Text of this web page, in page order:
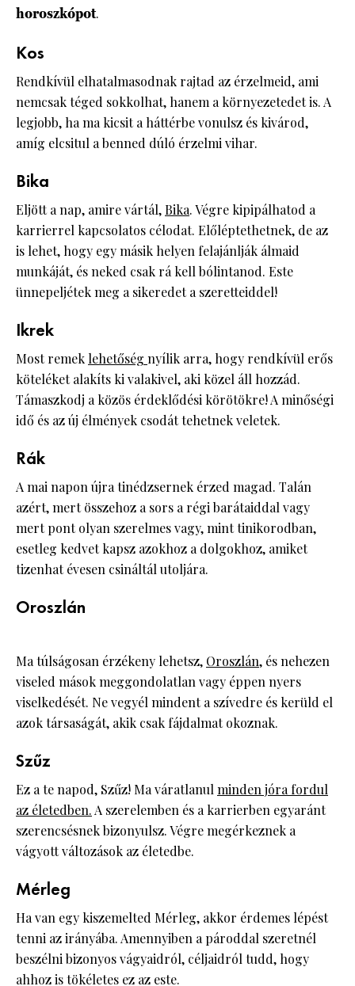
horoszkópot.
Kos
Rendkívül elhatalmasodnak rajtad az érzelmeid, ami
nemcsak téged sokkolhat, hanem a környezetedet is. A
legjobb, ha ma kicsit a háttérbe vonulsz és kivárod,
amíg elcsitul a benned dúló érzelmi vihar.
Bika
Eljött a nap, amire vártál,Bika. Végre kipipálhatod a
karrierrel kapcsolatos célodat. Előléptethetnek, de az
is lehet, hogy egy másik helyen felajánlják álmaid
munkáját, és neked csak rá kell bólintanod. Este
ünnepeljétek meg a sikeredet a szeretteiddel!
Ikrek
Most remek lehetőség nyílik arra, hogy rendkívül erős
köteléket alakíts ki valakivel, aki közel áll hozzád.
Támaszkodj a közös érdeklődési körötökre! A minőségi
idő és az új élmények csodát tehetnek veletek.
Rák
A mai napon újra tinédzsernek érzed magad. Talán
azért, mert összehoz a sors a régi barátaiddal vagy
mert pont olyan szerelmes vagy, mint tinikorodban,
esetleg kedvet kapsz azokhoz a dolgokhoz, amiket
tizenhat évesen csináltál utoljára.
Oroszlán
Ma túlságosan érzékeny lehetsz, Oroszlán, és nehezen
viseled mások meggondolatlan vagy éppen nyers
viselkedését. Ne vegyél mindent a szívedre és kerüld el
azok társaságát, akik csak fájdalmat okoznak.
Szűz
Ez a te napod, Szűz! Ma váratlanulminden jóra fordul
az életedben.A szerelemben és a karrierben egyaránt
szerencsésnek bizonyulsz. Végre megérkeznek a
vágyott változások az életedbe.
Mérleg
Ha van egy kiszemelted Mérleg, akkor érdemes lépést
tenni az irányába. Amennyiben a pároddal szeretnél
beszélni bizonyos vágyaidról, céljaidról tudd, hogy
ahhoz is tökéletes ez az este.